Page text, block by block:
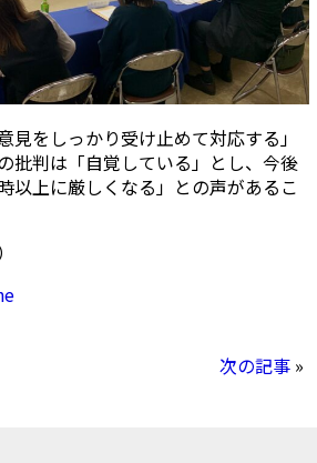
見をしっかり受け止めて対応する」
批判は「自覚している」とし、今後
以上に厳しくなる」との声があるこ
次の記事 »